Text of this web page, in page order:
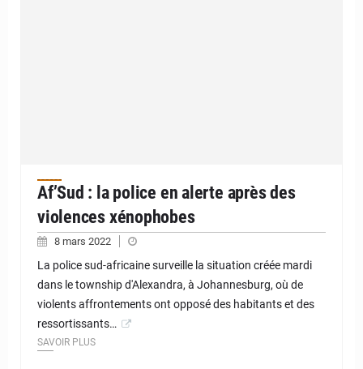
Af’Sud : la police en alerte après des
violences xénophobes
8 mars 2022
La police sud-africaine surveille la situation créée mardi
dans le township d'Alexandra, à Johannesburg, où de
violents affrontements ont opposé des habitants et des
ressortissants…
SAVOIR PLUS